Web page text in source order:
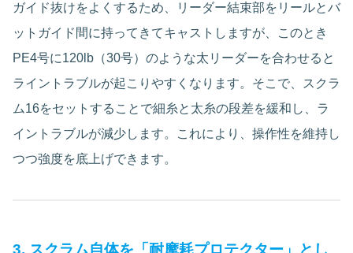
ガイド抜けをよくするため、リーダー結束部をリールとバ
ットガイド間に持ってきてキャストしますが、このとき
PE4号に120lb（30号）のような太リーダーを合わせると
ライントラブルが起こりやすくなります。そこで、スクラ
ム16をセットすることで細糸と太糸の段差を緩和し、ラ
イントラブルが減少します。これにより、操作性を維持し
つつ強度を底上げできます。